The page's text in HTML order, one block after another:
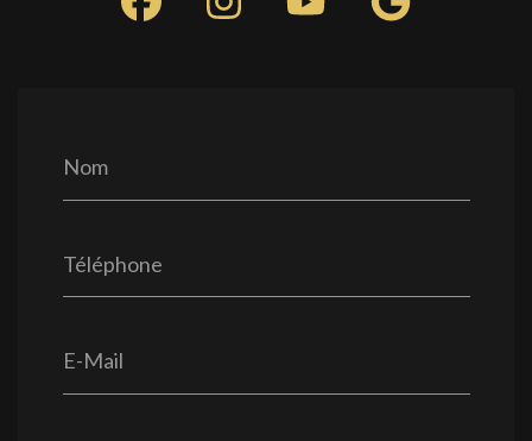
Nom
Téléphone
E-Mail